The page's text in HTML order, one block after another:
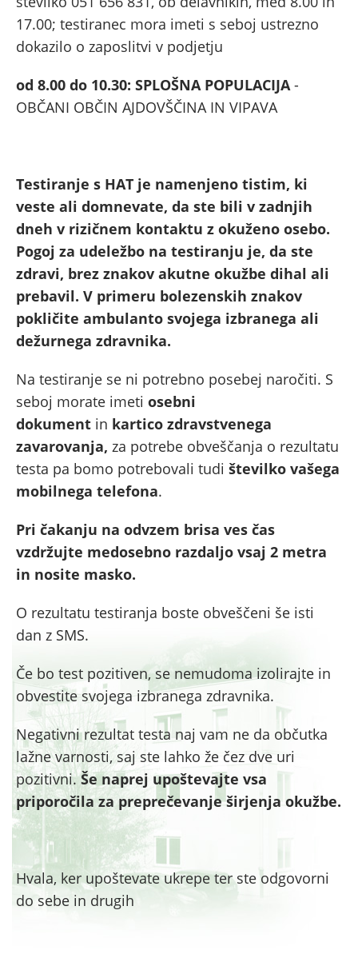
17.00; testiranec mora imeti s seboj ustrezno
dokazilo o zaposlitvi v podjetju
od 8.00 do 10.30: SPLOŠNA POPULACIJA -
OBČANI OBČIN AJDOVŠČINA IN VIPAVA
Testiranje s HAT je namenjeno tistim, ki
veste ali domnevate, da ste bili v zadnjih
dneh v rizičnem kontaktu z okuženo osebo.
Pogoj za udeležbo na testiranju je, da ste
zdravi, brez znakov akutne okužbe dihal ali
prebavil. V primeru bolezenskih znakov
pokličite ambulanto svojega izbranega ali
dežurnega zdravnika.
Na testiranje se ni potrebno posebej naročiti. S
seboj morate imeti osebni
dokument in kartico zdravstvenega
zavarovanja, za potrebe obveščanja o rezultatu
testa pa bomo potrebovali tudi številko vašega
mobilnega telefona.
Pri čakanju na odvzem brisa ves čas
vzdržujte medosebno razdaljo vsaj 2 metra
in nosite masko.
O rezultatu testiranja boste obveščeni še isti
dan z SMS.
Če bo test pozitiven, se nemudoma izolirajte in
obvestite svojega izbranega zdravnika.
Negativni rezultat testa naj vam ne da občutka
lažne varnosti, saj ste lahko že čez dve uri
pozitivni.Še naprej upoštevajte vsa
priporočila za preprečevanje širjenja okužbe.
Hvala, ker upoštevate ukrepe ter ste odgovorni
do sebe in drugih